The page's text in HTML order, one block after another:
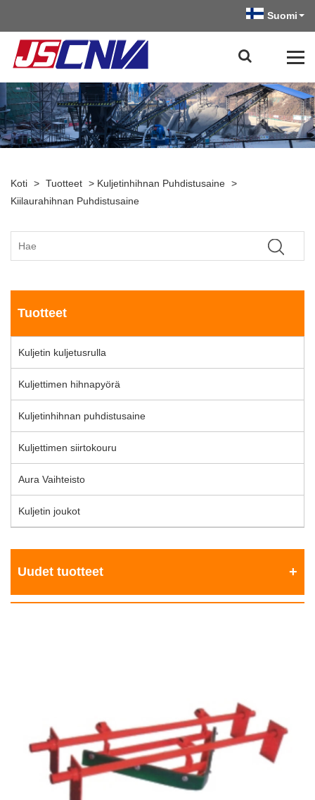
Suomi
Koti > Tuotteet > Kuljetinhihnan Puhdistusaine >
Kiilaurahihnan Puhdistusaine
Tuotteet
Kuljetin kuljetusrulla
Kuljettimen hihnapyörä
Kuljetinhihnan puhdistusaine
Kuljettimen siirtokouru
Aura Vaihteisto
Kuljetin joukot
Uudet tuotteet